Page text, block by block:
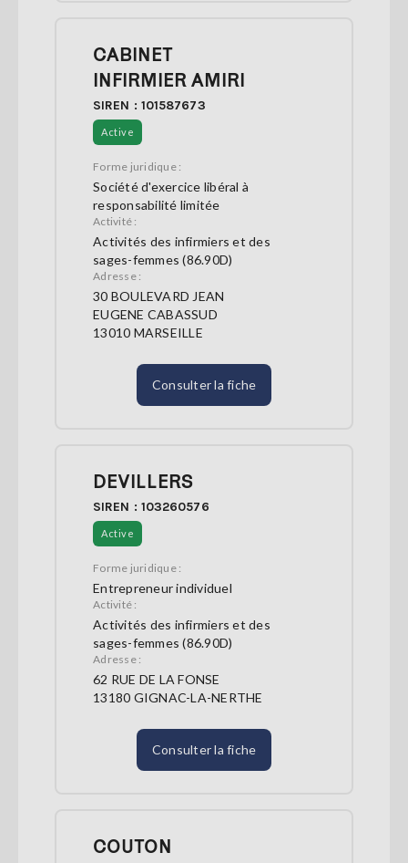
CABINET
INFIRMIER AMIRI
SIREN : 101587673
Active
Forme juridique :
Société d'exercice libéral à
responsabilité limitée
Activité :
Activités des infirmiers et des
sages-femmes (86.90D)
Adresse :
30 BOULEVARD JEAN
EUGENE CABASSUD
13010 MARSEILLE
Consulter la fiche
DEVILLERS
SIREN : 103260576
Active
Forme juridique :
Entrepreneur individuel
Activité :
Activités des infirmiers et des
sages-femmes (86.90D)
Adresse :
62 RUE DE LA FONSE
13180 GIGNAC-LA-NERTHE
Consulter la fiche
COUTON